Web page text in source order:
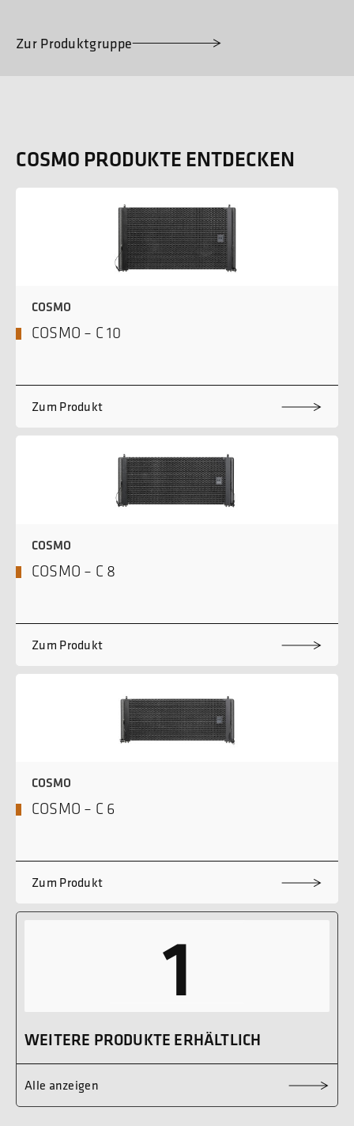
Zur Produktgruppe
COSMO PRODUKTE ENTDECKEN
COSMO
COSMO – C 10
Zum Produkt
COSMO
COSMO – C 8
Zum Produkt
COSMO
COSMO – C 6
Zum Produkt
1
WEITERE PRODUKTE ERHÄLTLICH
Alle anzeigen